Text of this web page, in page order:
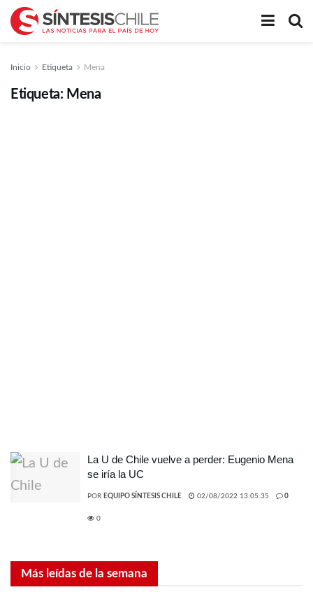
Inicio Etiqueta Mena
Etiqueta: Mena
La U de Chile vuelve a perder: Eugenio Mena
se iría la UC
POR EQUIPO SÍNTESIS CHILE 02/08/2022 13:05:35 0
0
Más leídas de la semana